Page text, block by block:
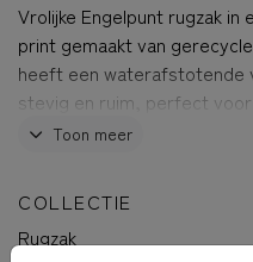
Vrolijke Engelpunt rugzak
print gemaakt van
heeft een waterafstotende
stevig en ruim, perfect
rugzakken zijn voorzien van
rugzak helemaal zelf
Toon meer
COLLECTIE
Rugzak